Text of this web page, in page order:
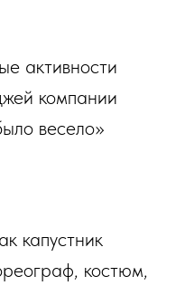
активности
компании
весело»
капустник
костюм,